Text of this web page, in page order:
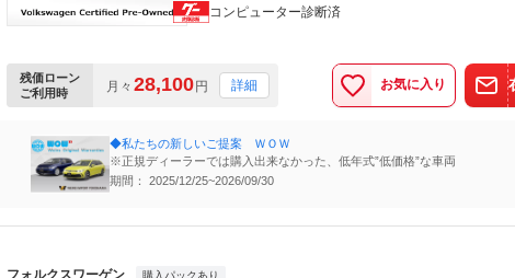
コンピューター診断済
残価ローン
ご利用時
月々 28,100 円 詳細 お気に入り
◆私たちの新しいご提案 ＷＯＷ
※正規ディーラーでは購入出来なかった、低年式”低価格”な車両
期間： 2025/12/25~2026/09/30
フォルクスワーゲン 購入パックあり